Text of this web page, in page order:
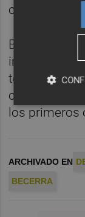
cosas no
Becerra y
inmediato
técnico, la
contratación
los primeros
ARCHIVADO EN
BECERRA